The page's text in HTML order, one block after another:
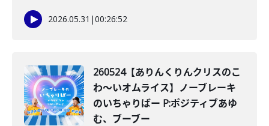
2026.05.31 |00:26:52
260524【ありんくりんクリスのこ
わ〜いオムライス】ノーブレーキ
のいちゃりばー P:ポジティブあゆ
む、ブーブー